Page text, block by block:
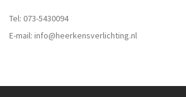
Tel: 073-5430094
E-mail: info@heerkensverlichting.nl